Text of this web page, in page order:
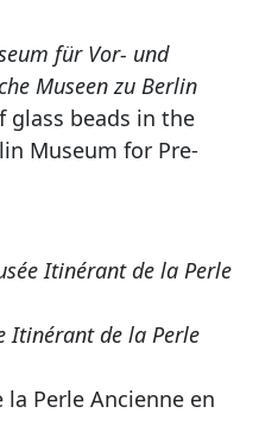
für Vor- und
Museen zu Berlin
glass beads in the
Museum for Pre-
Itinérant de la Perle
Itinérant de la Perle
Perle Ancienne en